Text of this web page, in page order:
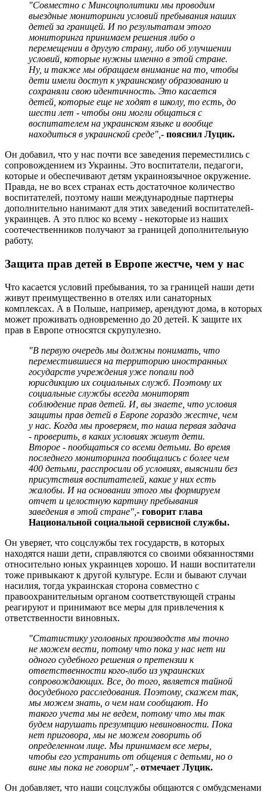
"Совместно с Минсоцполитики мы проводим
выездные мониторинги условий пребывания наших
детей за границей. И по результатам этого
мониторинга принимаем решения либо о
перемещении в другую страну, либо об улучшении
условий, которые нужны именно в этой стране.
Ну, и также мы обращаем внимание на то, чтобы
дети имели доступ к украинскому образованию и
сохраняли свою идентичность. Это касается
детей, которые еще не ходят в школу, то есть, до
шести лет - чтобы они могли общаться с
воспитателем на украинском языке и вообще
находиться в украинской среде",- пояснил Луцик.
Он добавил, что у нас почти все заведения переместились с
сопровождением из Украины. Это воспитатели, педагоги,
которые и обеспечивают детям украиноязычное окружение.
Правда, не во всех странах есть достаточное количество
воспитателей, поэтому наши международные партнеры
дополнительно нанимают для этих заведений воспитателей-
украинцев. А это плюс ко всему - некоторые из наших
соотечественников получают за границей дополнительную
работу.
Защита прав детей в Европе жестче, чем у нас
Что касается условий пребывания, то за границей наши дети
живут преимущественно в отелях или санаторных
комплексах. А в Польше, например, арендуют дома, в которых
может проживать одновременно до 20 детей. К защите их
прав в Европе относятся скрупулезно.
"В первую очередь мы должны понимать, что
переместившиеся на территорию иностранных
государств учреждения уже попали под
юрисдикцию их социальных служб. Поэтому их
социальные службы всегда мониторят
соблюдение прав детей. И, вы знаете, что условия
защиты прав детей в Европе гораздо жестче, чем
у нас. Когда мы проверяем, то наша первая задача
- проверить, в каких условиях живут дети.
Второе - пообщаться со всеми детьми. Во время
последнего мониторинга пообщались с более чем
400 детьми, расспросили об условиях, выяснили без
присутствия воспитателей, какие у них есть
жалобы. И на основании этого мы формируем
отчет и целостную картину пребывания
заведения в этой стране", - говорит глава
Национальной социальной сервисной службы.
Он уверяет, что соцслужбы тех государств, в которых
находятся наши дети, справляются со своими обязанностями
относительно юных украинцев хорошо. И наши воспитатели
тоже привыкают к другой культуре. Если и бывают случаи
насилия, тогда украинская сторона совместно с
правоохранительным органом соответствующей страны
реагируют и принимают все меры для привлечения к
ответственности виновных.
"Статистику уголовных производств мы точно
не можем вести, потому что пока у нас нет ни
одного судебного решения о претензии к
ответственности кого-либо из украинских
сопровождающих. Все, до того, является тайной
досудебного расследования. Поэтому, скажем так,
мы можем знать, о чем нам сообщают. Но
такого учета мы не ведем, потому что мы так
будем нарушать презумпцию невиновности. Пока
нет приговора, мы не можем говорить об
определенном лице. Мы принимаем все меры,
чтобы его устранить от общения с детьми, но о
вине мы пока не говорим", - отмечает Луцик.
Он добавляет, что наши соцслужбы общаются с омбудсменами